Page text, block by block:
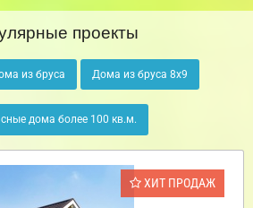
проекты
из бруса Дома из бруса 8х9
дома более 100 кв.м.
ХИТ ПРОДАЖ